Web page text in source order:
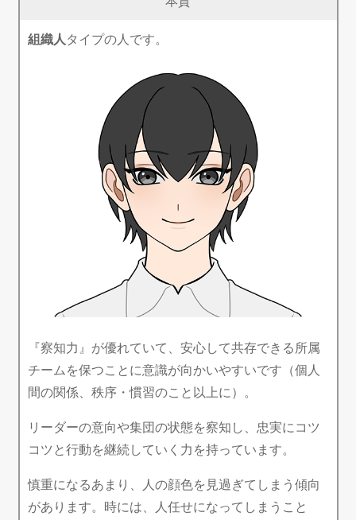
組織人 タイプの人です。
『察知力』が優れていて、安心して共存できる所属
チームを保つことに意識が向かいやすいです（個人
間の関係、秩序・慣習のこと以上に）。
リーダーの意向や集団の状態を察知し、忠実にコツ
コツと行動を継続していく力を持っています。
慎重になるあまり、人の顔色を見過ぎてしまう傾向
があります。時には、人任せになってしまうこと